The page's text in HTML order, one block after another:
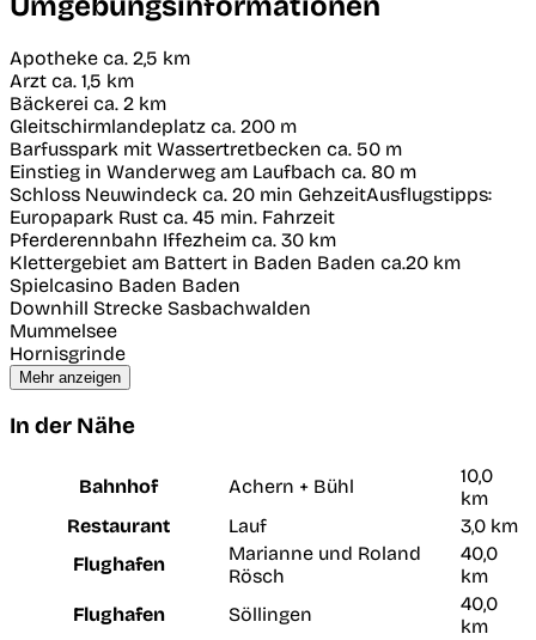
Apotheke ca. 2,5 km
Arzt ca. 1,5 km
Bäckerei ca. 2 km
Gleitschirmlandeplatz ca. 200 m
Barfusspark mit Wassertretbecken ca. 50 m
Einstieg in Wanderweg am Laufbach ca. 80 m
Schloss Neuwindeck ca. 20 min GehzeitAusflugstipps:
Europapark Rust ca. 45 min. Fahrzeit
Pferderennbahn Iffezheim ca. 30 km
Klettergebiet am Battert in Baden Baden ca.20 km
Spielcasino Baden Baden
Downhill Strecke Sasbachwalden
Mummelsee
Hornisgrinde
Mehr anzeigen
In der Nähe
Bahnhof Achern + Bühl
10,0
km
Restaurant
Lauf
3,0 km
Flughafen
Marianne und Roland
Rösch
40,0
km
Flughafen
Söllingen
40,0
km